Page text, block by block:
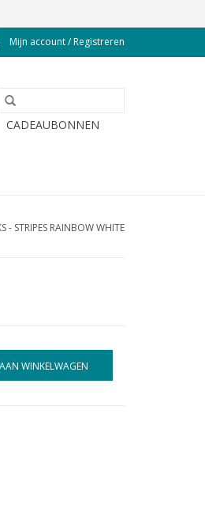
Mijn account / Registreren
CADEAUBONNEN
- STRIPES RAINBOW WHITE
WINKELWAGEN